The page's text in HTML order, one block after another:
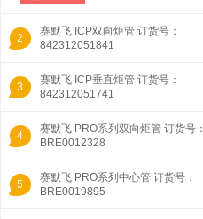
2
赛默飞 ICP双向炬管 订货号：
842312051841
3
赛默飞 ICP垂直炬管 订货号：
842312051741
4
赛默飞 PRO系列双向炬管 订货号：
BRE0012328
5
赛默飞 PRO系列中心管 订货号：
BRE0019895